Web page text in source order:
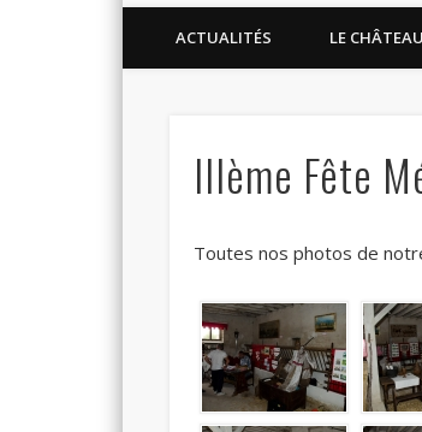
ACTUALITÉS LE CHÂTEAU
IIIème Fête
Toutes nos photos de